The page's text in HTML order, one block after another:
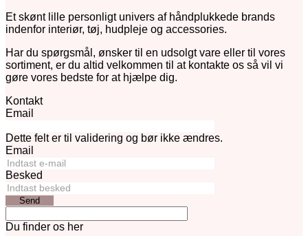
kr. 1,699.00.kr. 1,019.00.
har
flere
Mulighederne
kan
vælges
varesiden
Et skønt lille personligt univers af håndplukkede brands
indenfor interiør, tøj, hudpleje og accessories.
Har du spørgsmål, ønsker til en udsolgt vare eller til vores
sortiment, er du altid velkommen til at kontakte os så vil vi
gøre vores bedste for at hjælpe dig.
Kontakt
Email
Dette felt er til validering og bør ikke ændres.
Email
Besked
Send
Du finder os her